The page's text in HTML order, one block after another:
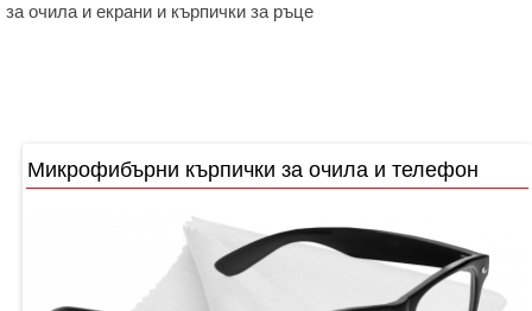
за очила и екрани и кърпички за ръце
Микрофибърни кърпички за очила и телефон